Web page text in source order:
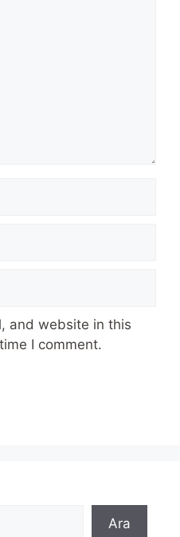
and website in this
I comment.
Ara